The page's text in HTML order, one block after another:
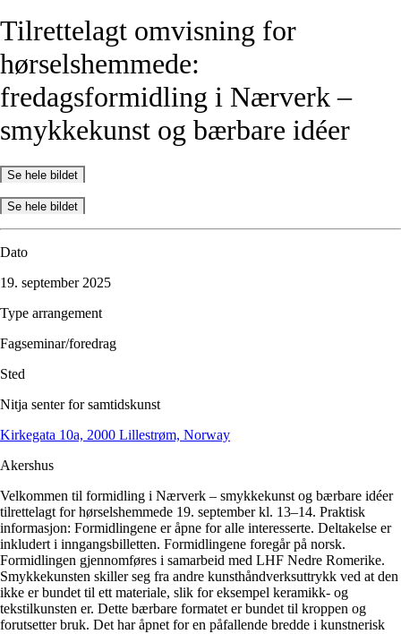
Tilrettelagt omvisning for
hørselshemmede:
fredagsformidling i Nærverk–
smykkekunst og bærbare idéer
Se hele bildet
Se hele bildet
Dato
19. september 2025
Type arrangement
Fagseminar/foredrag
Sted
Nitja senter for samtidskunst
Kirkegata 10a, 2000 Lillestrøm, Norway
Akershus
Velkommen til formidling i Nærverk – smykkekunst og bærbare idéer
tilrettelagt for hørselshemmede 19. september kl. 13–14. Praktisk
informasjon: Formidlingene er åpne for alle interesserte. Deltakelse er
inkludert i inngangsbilletten. Formidlingene foregår på norsk.
Formidlingen gjennomføres i samarbeid med LHF Nedre Romerike.
Smykkekunsten skiller seg fra andre kunsthåndverksuttrykk ved at den
ikke er bundet til ett materiale, slik for eksempel keramikk- og
tekstilkunsten er. Dette bærbare formatet er bundet til kroppen og
forutsetter bruk. Det har åpnet for en påfallende bredde i kunstnerisk